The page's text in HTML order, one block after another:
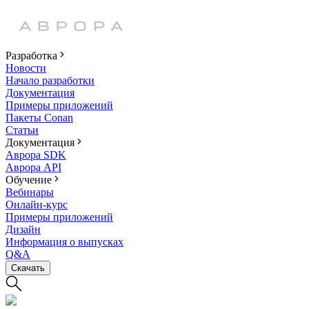
Разработка
Новости
Начало разработки
Документация
Примеры приложений
Пакеты Conan
Статьи
Документация
Аврора SDK
Аврора API
Обучение
Вебинары
Онлайн-курс
Примеры приложений
Дизайн
Информация о выпусках
Q&A
Скачать